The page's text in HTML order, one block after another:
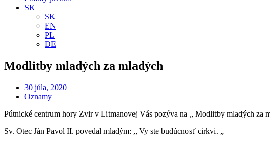
SK
SK
EN
PL
DE
Modlitby mladých za mladých
30 júla, 2020
Oznamy
Pútnické centrum hory Zvir v Litmanovej Vás pozýva na „ Modlitby mladých za
Sv. Otec Ján Pavol II. povedal mladým: „ Vy ste budúcnosť cirkvi. „